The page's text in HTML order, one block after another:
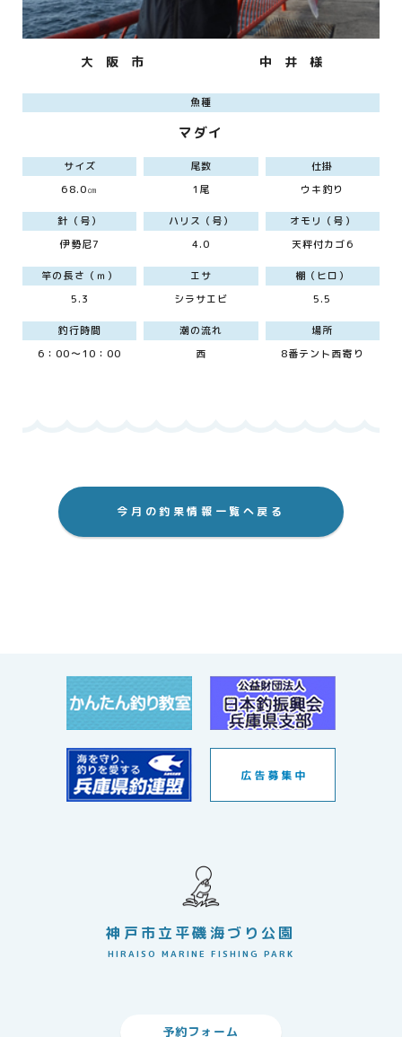
大 阪 市 中 井 様
魚種
マダイ
サイズ
68.0㎝
尾数
1尾
仕掛
ウキ釣り
針（号）
伊勢尼7
ハリス（号）
4.0
オモリ（号）
天秤付カゴ6
竿の長さ（ｍ）
5.3
エサ
シラサエビ
棚（ヒロ）
5.5
釣行時間
6：00～10：00
潮の流れ
西
場所
8番テント西寄り
今月の釣果情報一覧へ戻る
神戸市立平磯海づり公園
HIRAISO MARINE FISHING PARK
予約フォーム